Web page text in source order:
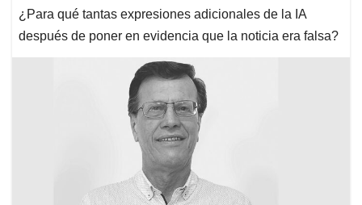
¿Para qué tantas expresiones adicionales de la IA
después de poner en evidencia que la noticia era falsa?